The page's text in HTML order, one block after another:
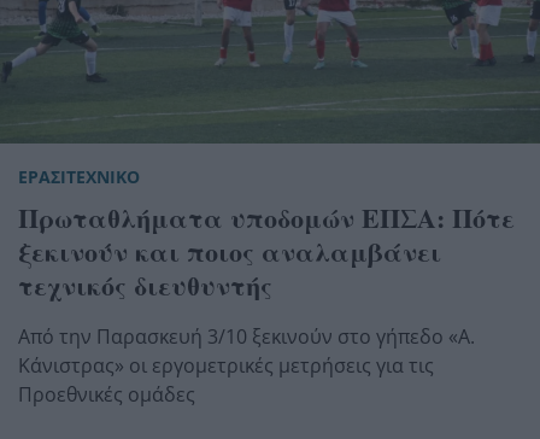
ΕΡΑΣΙΤΕΧΝΙΚΟ
Πρωταθλήματα υποδομών ΕΠΣΑ: Πότε
ξεκινούν και ποιος αναλαμβάνει
τεχνικός διευθυντής
Από την Παρασκευή 3/10 ξεκινούν στο γήπεδο «Α.
Κάνιστρας» οι εργομετρικές μετρήσεις για τις
Προεθνικές ομάδες